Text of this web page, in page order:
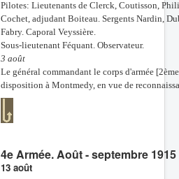
Pilotes: Lieutenants de Clerck, Coutisson,
Cochet, adjudant Boiteau. Sergents Nardin,
Fabry. Caporal Veyssière.
Sous-lieutenant Féquant. Observateur.
3 août
Le général commandant le corps d'armée
disposition à Montmedy, en vue de
4e Armée. Août - septembre 1915
13 août